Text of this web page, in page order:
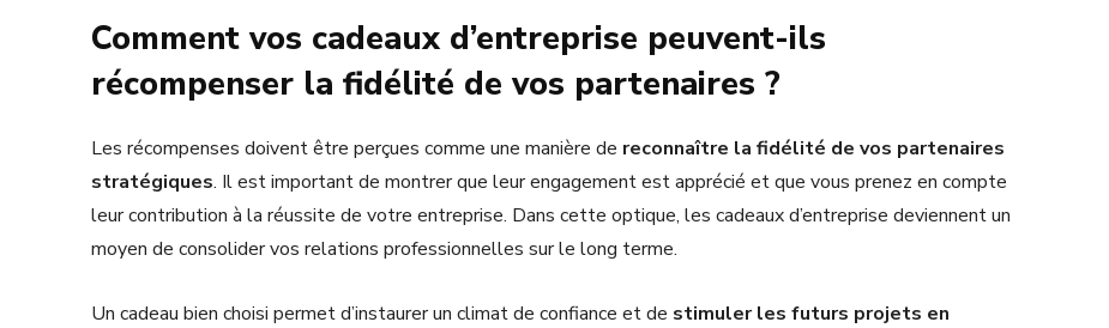
Comment vos cadeaux d’entreprise peuvent-ils
récompenser la fidélité de vos partenaires ?
Les récompenses doivent être perçues comme une manière de reconnaître la fidélité de vos partenaires
stratégiques. Il est important de montrer que leur engagement est apprécié et que vous prenez en compte
leur contribution à la réussite de votre entreprise. Dans cette optique, les cadeaux d’entreprise deviennent un
moyen de consolider vos relations professionnelles sur le long terme.
Un cadeau bien choisi permet d’instaurer un climat de confiance et de stimuler les futurs projets en